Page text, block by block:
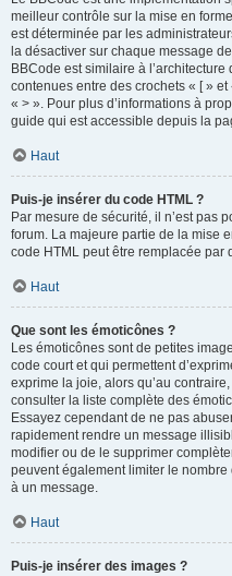
meilleur contrôle sur la mise en
est déterminée par les
la désactiver sur chaque message
BBCode est similaire à
contenues entre des crochets « [ »
« > ». Pour plus d’informations à
guide qui est accessible depuis la
Haut
Puis-je insérer du code HTML ?
Par mesure de sécurité, il n’est pas
forum. La majeure partie de la mise
code HTML peut être remplacée par
Haut
Que sont les émoticônes ?
Les émoticônes sont de petites
code court et qui permettent
exprime la joie, alors qu’au
consulter la liste complète des
Essayez cependant de ne pas
rapidement rendre un message
modifier ou de le supprimer
peuvent également limiter le nombre
à un message.
Haut
Puis-je insérer des images ?